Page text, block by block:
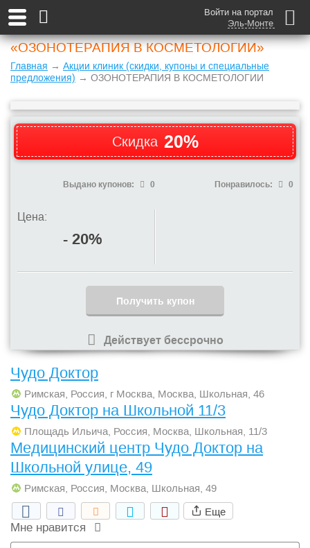
Войти на портал
Эль-Монте
«ОЗОНОТЕРАПИЯ В КОСМЕТОЛОГИИ»
Главная → Акции клиник (скидки, купоны и специальные
предложения) → ОЗОНОТЕРАПИЯ В КОСМЕТОЛОГИИ
Скидка 20%
Выдано купонов: 0 Понравилось: 0
Цена:
- 20%
Получить купон
Действует бессрочно
Чудо Доктор
Римская, Россия, г Москва, Москва, Школьная, 46
Чудо Доктор на Школьной 11/3
Площадь Ильича, Россия, Москва, Школьная, 11/3
Медицинский центр Чудо Доктор на
Школьной улице, 49
Римская, Россия, Москва, Школьная, 49
Еще
Мне нравится